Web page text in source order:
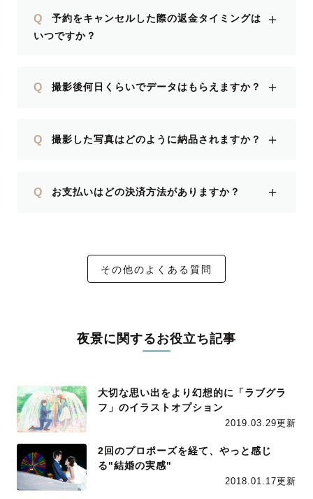
Q
予約をキャンセルした際の返金タイミングは
いつですか？
＋
Q 撮影後何日くらいでデータはもらえますか？ ＋
Q 撮影した写真はどのように納品されますか？ ＋
Q お支払いはどの決済方法がありますか？ ＋
その他のよくある質問
夜景に関するお役立ち記事
大切な思い出をより幻想的に「ラブグラ
フ」のイラストオプション
2019.03.29更新
2回のプロポーズを経て、やっと感じ
る"結婚の実感"
2018.01.17更新